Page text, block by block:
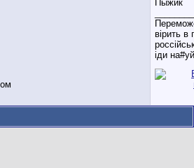
Пыжик
вірить в
іди